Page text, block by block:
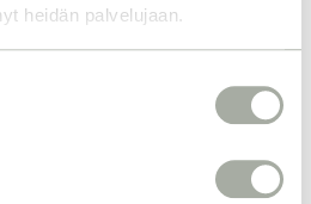
heidän palvelujaan.